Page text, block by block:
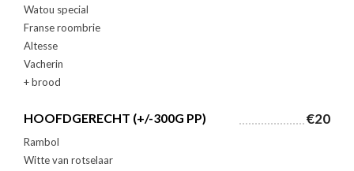
Watou special
Franse roombrie
Altesse
Vacherin
+ brood
HOOFDGERECHT (+/-300G PP) €20
Rambol
Witte van rotselaar